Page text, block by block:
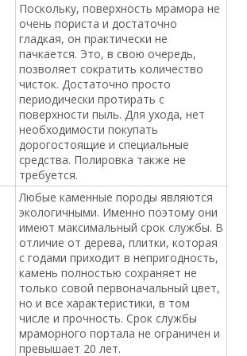
Поскольку, поверхность мрамора не
очень пориста и достаточно
гладкая, он практически не
пачкается. Это, в свою очередь,
позволяет сократить количество
чисток. Достаточно просто
периодически протирать с
поверхности пыль. Для ухода, нет
необходимости покупать
дорогостоящие и специальные
средства. Полировка также не
требуется.
Любые каменные породы являются
экологичными. Именно поэтому они
имеют максимальный срок службы. В
отличие от дерева, плитки, которая
с годами приходит в непригодность,
камень полностью сохраняет не
только совой первоначальный цвет,
но и все характеристики, в том
числе и прочность. Срок службы
мраморного портала не ограничен и
превышает 20 лет.